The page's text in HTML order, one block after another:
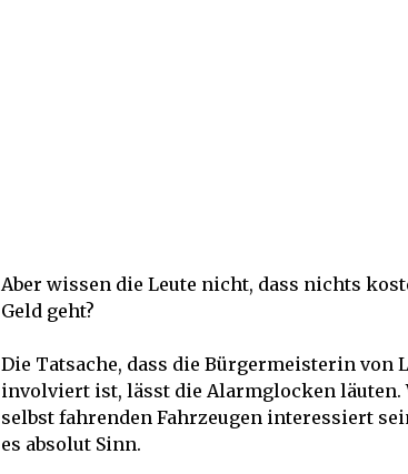
Aber wissen die Leute nicht, dass nichts
Geld geht?
Die Tatsache, dass die Bürgermeisterin von
involviert ist, lässt die Alarmglocken läuten.
selbst fahrenden Fahrzeugen interessiert
es absolut Sinn.